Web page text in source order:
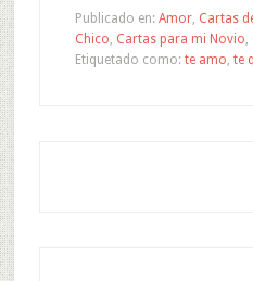
Publicado en: Amor, Cartas
Chico, Cartas para mi Novio,
Etiquetado como: te amo, te